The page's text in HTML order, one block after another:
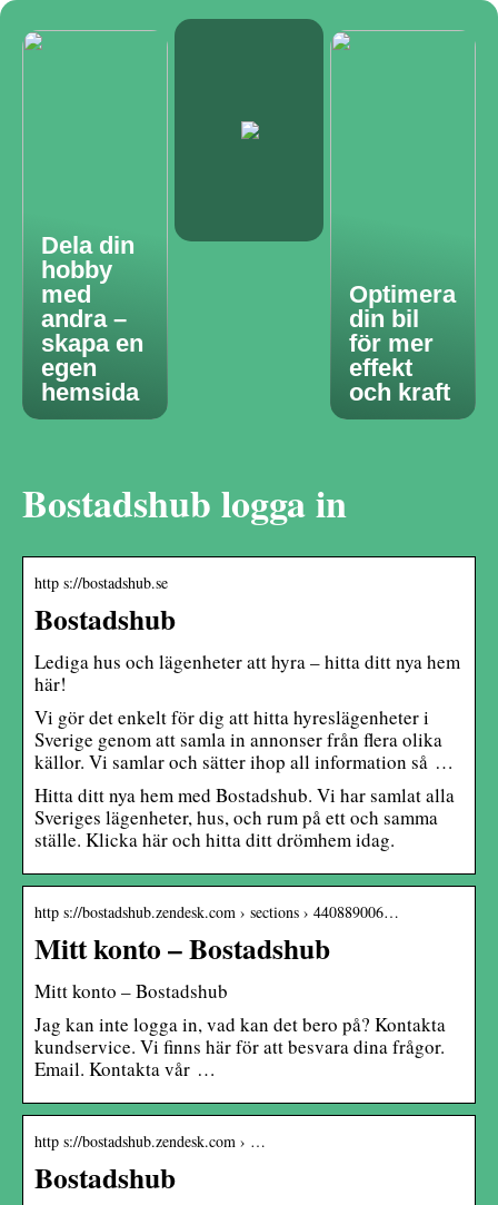
Dela din
hobby
med
andra –
skapa en
egen
hemsida
Optimera
din bil
för mer
effekt
och kraft
Bostadshub logga in
http s://bostadshub.se
Bostadshub
Lediga hus och lägenheter att hyra – hitta ditt nya hem
här!
Vi gör det enkelt för dig att hitta hyreslägenheter i
Sverige genom att samla in annonser från flera olika
källor. Vi samlar och sätter ihop all information så …
Hitta ditt nya hem med Bostadshub. Vi har samlat alla
Sveriges lägenheter, hus, och rum på ett och samma
ställe. Klicka här och hitta ditt drömhem idag.
http s://bostadshub.zendesk.com › sections › 440889006…
Mitt konto – Bostadshub
Mitt konto – Bostadshub
Jag kan inte logga in, vad kan det bero på? Kontakta
kundservice. Vi finns här för att besvara dina frågor.
Email. Kontakta vår …
http s://bostadshub.zendesk.com › …
Bostadshub